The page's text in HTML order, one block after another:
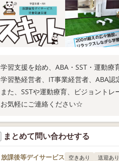
学習支援を始め、ABA・SST・運動療
学習塾経営者、IT事業経営者、ABA認
また、SSTや運動療育、ビジョント
お気軽にご連絡ください☆
まとめて問い合わせする
放課後等デイサービス 空きあり 送迎あり